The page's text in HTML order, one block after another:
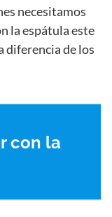
necesitamos
la espátula este
diferencia de los
con la